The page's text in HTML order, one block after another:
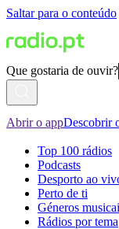
Saltar para o conteúdo
Que gostaria de ouvir?
Abrir o appDescobrir
Top 100 rádios
Podcasts
Desporto ao
Perto de ti
Géneros
Rádios por tema